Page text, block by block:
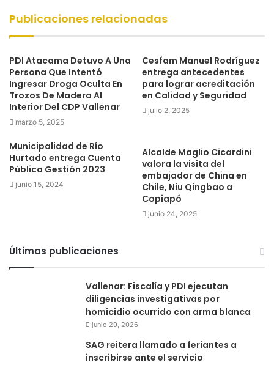
Publicaciones relacionadas
PDI Atacama Detuvo A Una
Persona Que Intentó
Ingresar Droga Oculta En
Trozos De Madera Al
Interior Del CDP Vallenar
marzo 5, 2025
Cesfam Manuel Rodríguez
entrega antecedentes
para lograr acreditación
en Calidad y Seguridad
julio 2, 2025
Municipalidad de Río
Hurtado entrega Cuenta
Pública Gestión 2023
junio 15, 2024
Alcalde Maglio Cicardini
valora la visita del
embajador de China en
Chile, Niu Qingbao a
Copiapó
junio 24, 2025
Últimas publicaciones
Vallenar: Fiscalía y PDI ejecutan
diligencias investigativas por
homicidio ocurrido con arma blanca
junio 29, 2026
SAG reitera llamado a feriantes a
inscribirse ante el servicio